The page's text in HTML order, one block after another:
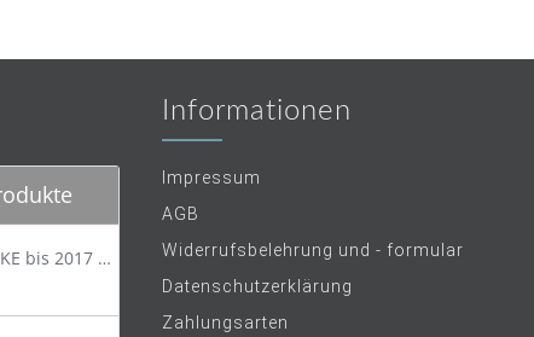
Mazda CX-5 KE bis 2017 Trittschutzleiste Edelstahl original
Informationen
Impressum
AGB
Widerrufsbelehrung und - formular
Datenschutzerklärung
Zahlungsarten